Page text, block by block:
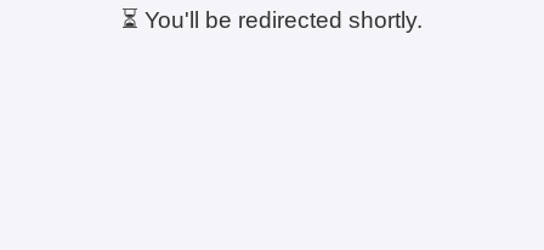
⏳ You'll be redirected shortly.